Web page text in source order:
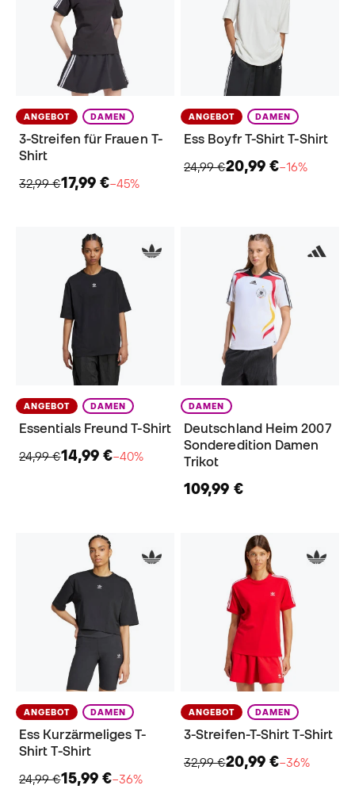
ANGEBOT DAMEN
3-Streifen für Frauen T-
Shirt
32,99 €17,99 €−45%
ANGEBOT DAMEN
Ess Boyfr T-Shirt T-Shirt
24,99 €20,99 €−16%
ANGEBOT DAMEN
Essentials Freund T-Shirt
24,99 €14,99 €−40%
DAMEN
Deutschland Heim 2007
Sonderedition Damen
Trikot
109,99 €
ANGEBOT DAMEN
Ess Kurzärmeliges T-
Shirt T-Shirt
24,99 €15,99 €−36%
ANGEBOT DAMEN
3-Streifen-T-Shirt T-Shirt
32,99 €20,99 €−36%